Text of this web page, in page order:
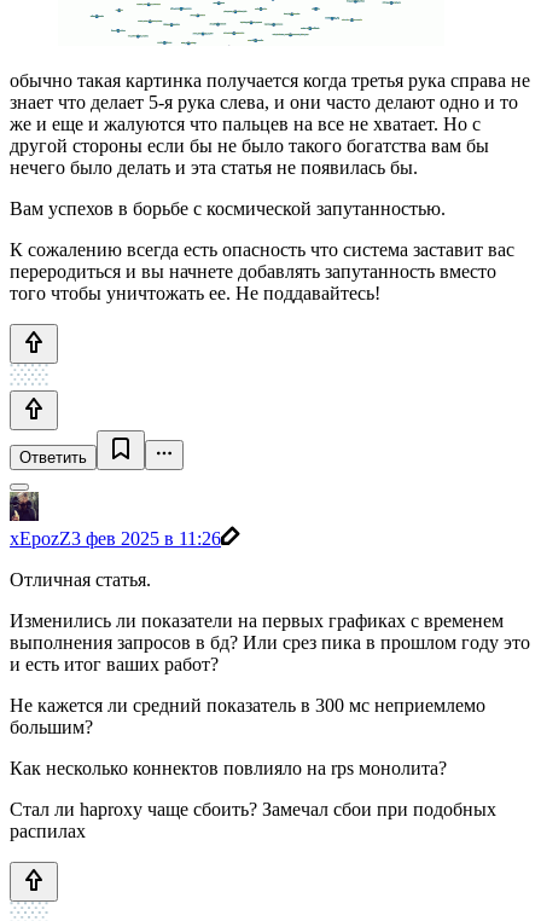
обычно такая картинка получается когда третья рука справа не
знает что делает 5-я рука слева, и они часто делают одно и то
же и еще и жалуются что пальцев на все не хватает. Но с
другой стороны если бы не было такого богатства вам бы
нечего было делать и эта статья не появилась бы.
Вам успехов в борьбе с космической запутанностью.
К сожалению всегда есть опасность что система заставит вас
переродиться и вы начнете добавлять запутанность вместо
того чтобы уничтожать ее. Не поддавайтесь!
Ответить
xEpozZ3 фев 2025 в 11:26
Отличная статья.
Изменились ли показатели на первых графиках с временем
выполнения запросов в бд? Или срез пика в прошлом году это
и есть итог ваших работ?
Не кажется ли средний показатель в 300 мс неприемлемо
большим?
Как несколько коннектов повлияло на rps монолита?
Стал ли haproxy чаще сбоить? Замечал сбои при подобных
распилах